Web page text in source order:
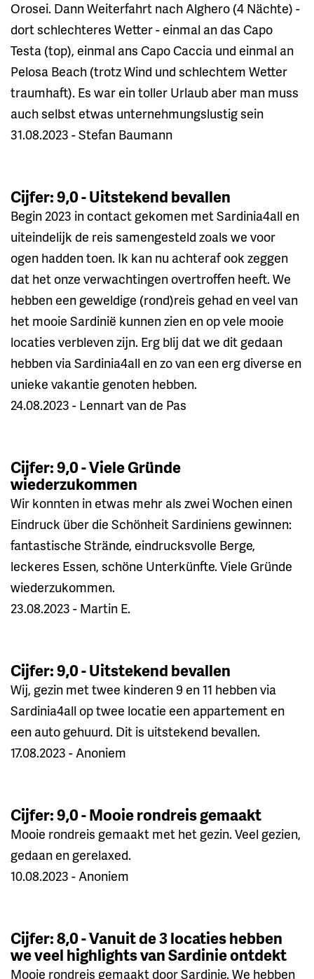
Orosei. Dann Weiterfahrt nach Alghero (4 Nächte) -
dort schlechteres Wetter - einmal an das Capo
Testa (top), einmal ans Capo Caccia und einmal an
Pelosa Beach (trotz Wind und schlechtem Wetter
traumhaft). Es war ein toller Urlaub aber man muss
auch selbst etwas unternehmungslustig sein
31.08.2023 - Stefan Baumann
Cijfer: 9,0 - Uitstekend bevallen
Begin 2023 in contact gekomen met Sardinia4all en
uiteindelijk de reis samengesteld zoals we voor
ogen hadden toen. Ik kan nu achteraf ook zeggen
dat het onze verwachtingen overtroffen heeft. We
hebben een geweldige (rond)reis gehad en veel van
het mooie Sardinië kunnen zien en op vele mooie
locaties verbleven zijn. Erg blij dat we dit gedaan
hebben via Sardinia4all en zo van een erg diverse en
unieke vakantie genoten hebben.
24.08.2023 - Lennart van de Pas
Cijfer: 9,0 - Viele Gründe
wiederzukommen
Wir konnten in etwas mehr als zwei Wochen einen
Eindruck über die Schönheit Sardiniens gewinnen:
fantastische Strände, eindrucksvolle Berge,
leckeres Essen, schöne Unterkünfte. Viele Gründe
wiederzukommen.
23.08.2023 - Martin E.
Cijfer: 9,0 - Uitstekend bevallen
Wij, gezin met twee kinderen 9 en 11 hebben via
Sardinia4all op twee locatie een appartement en
een auto gehuurd. Dit is uitstekend bevallen.
17.08.2023 - Anoniem
Cijfer: 9,0 - Mooie rondreis gemaakt
Mooie rondreis gemaakt met het gezin. Veel gezien,
gedaan en gerelaxed.
10.08.2023 - Anoniem
Cijfer: 8,0 - Vanuit de 3 locaties hebben
we veel highlights van Sardinie ontdekt
Mooie rondreis gemaakt door Sardinie. We hebben